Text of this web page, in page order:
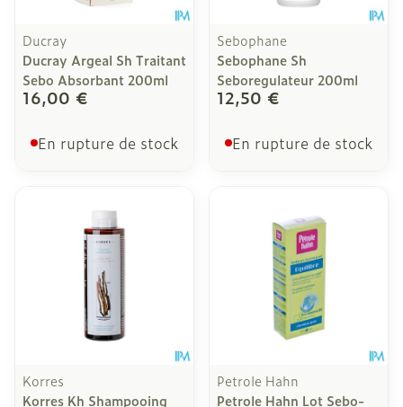
Ducray
Ducray Argeal Sh Traitant
Sebo Absorbant 200ml
16,00 €
En rupture de stock
Sebophane
Sebophane Sh
Seboregulateur 200ml
12,50 €
En rupture de stock
Korres
Korres Kh Shampooing
Petrole Hahn
Petrole Hahn Lot Sebo-